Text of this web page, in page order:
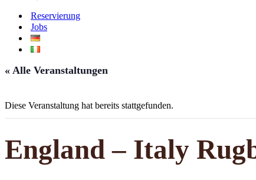
Reservierung
Jobs
« Alle Veranstaltungen
Diese Veranstaltung hat bereits stattgefunden.
England – Italy